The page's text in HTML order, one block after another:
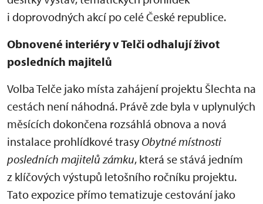
i doprovodných akcí po celé České republice.
Obnovené interiéry v Telči odhalují život
posledních majitelů
Volba Telče jako místa zahájení projektu Šlechta na
cestách není náhodná. Právě zde byla v uplynulých
měsících dokončena rozsáhlá obnova a nová
instalace prohlídkové trasy Obytné místnosti
posledních majitelů zámku, která se stává jedním
z klíčových výstupů letošního ročníku projektu.
Tato expozice přímo tematizuje cestování jako